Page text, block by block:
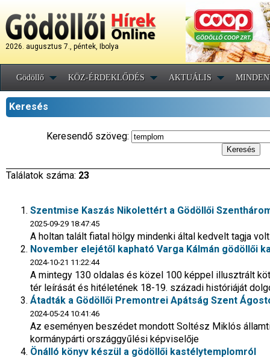
2026. augusztus 7., péntek, Ibolya
Gödöllő KÖZ-ÉRDEKLŐDÉS AKTUÁLIS
Keresés
Keresendő szöveg:
Találatok száma: 23
Szentmise Kaszás Nikolettért a Gödöllői
2025-09-29 18:47:45
A holtan talált fiatal hölgy mindenki által kedvelt tagja
November elejétől kapható Varga Kálmán gödöllői
2024-10-21 11:22:44
A mintegy 130 oldalas és közel 100 képpel illusztrált
tér leírását és hitéletének 18-19. századi históriáját
Átadták a Gödöllői Premontrei Apátság Szent
2024-05-24 10:41:46
Az eseményen beszédet mondott Soltész Miklós
kormánypárti országgyűlési képviselője
Önálló könyv készül a gödöllői kastélytemplomról